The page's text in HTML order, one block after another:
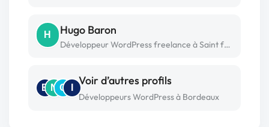
H Hugo Baron
Développeur WordPress freelance à Saint fulgent
B N C
Voir d’autres profils
Développeurs WordPress à Bordeaux